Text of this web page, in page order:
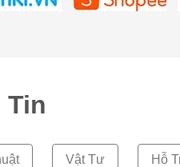
Tin
Vật Tư Hỗ